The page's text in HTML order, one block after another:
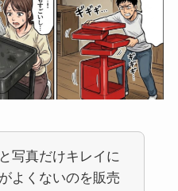
写真だけキレイに
よくないのを販売